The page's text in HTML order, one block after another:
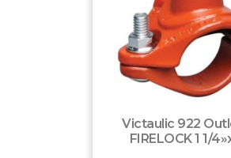
Victaulic 922
FIRELOCK 1 1/